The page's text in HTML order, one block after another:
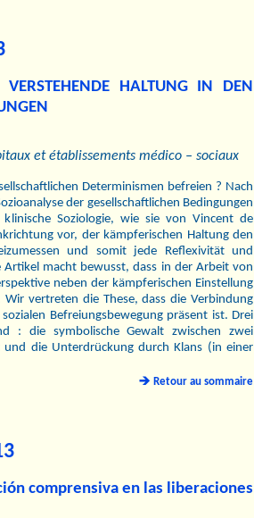
HALTUNG IN DEN
et établissements médico – sociaux
Determinismen befreien ? Nach
der gesellschaftlichen Bedingungen
Soziologie, wie sie von Vincent de
vor, der kämpferischen Haltung den
und somit jede Reflexivität und
Artikel macht bewusst, dass in der Arbeit von
neben der kämpferischen Einstellung
vertreten die These, dass die Verbindung
Befreiungsbewegung präsent ist. Drei
: die symbolische Gewalt zwischen zwei
und die Unterdrückung durch Klans (in einer
Retour au sommaire
comprensiva en las liberaciones